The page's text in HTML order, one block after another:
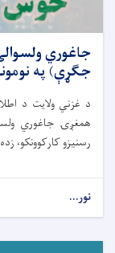
جاغوري
جګړې) په
د غزني ولایت د
همغږۍ جاغوري
رسنیزو کارکوونکو،
نور...